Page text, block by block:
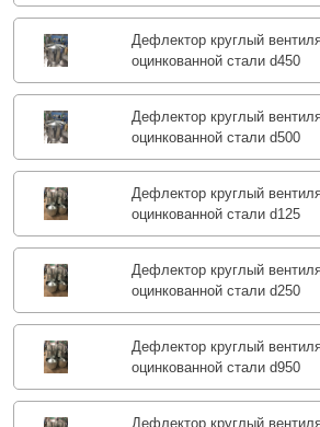
Дефлектор круглый
оцинкованной стали d450
Дефлектор круглый
оцинкованной стали d500
Дефлектор круглый
оцинкованной стали d125
Дефлектор круглый
оцинкованной стали d250
Дефлектор круглый
оцинкованной стали d950
Дефлектор круглый